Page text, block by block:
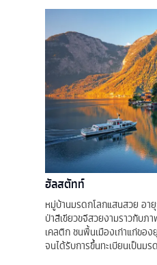
ฮัลสตัทท์
หมู่บ้านมรดกโลกแสนสวย อา
ป่าสีเขียวขจีสวยงามราวกับภ
เคลติก ชนพื้นเมืองเก่าแก่ขอ
จนได้รับการขึ้นทะเบียนเป็นม